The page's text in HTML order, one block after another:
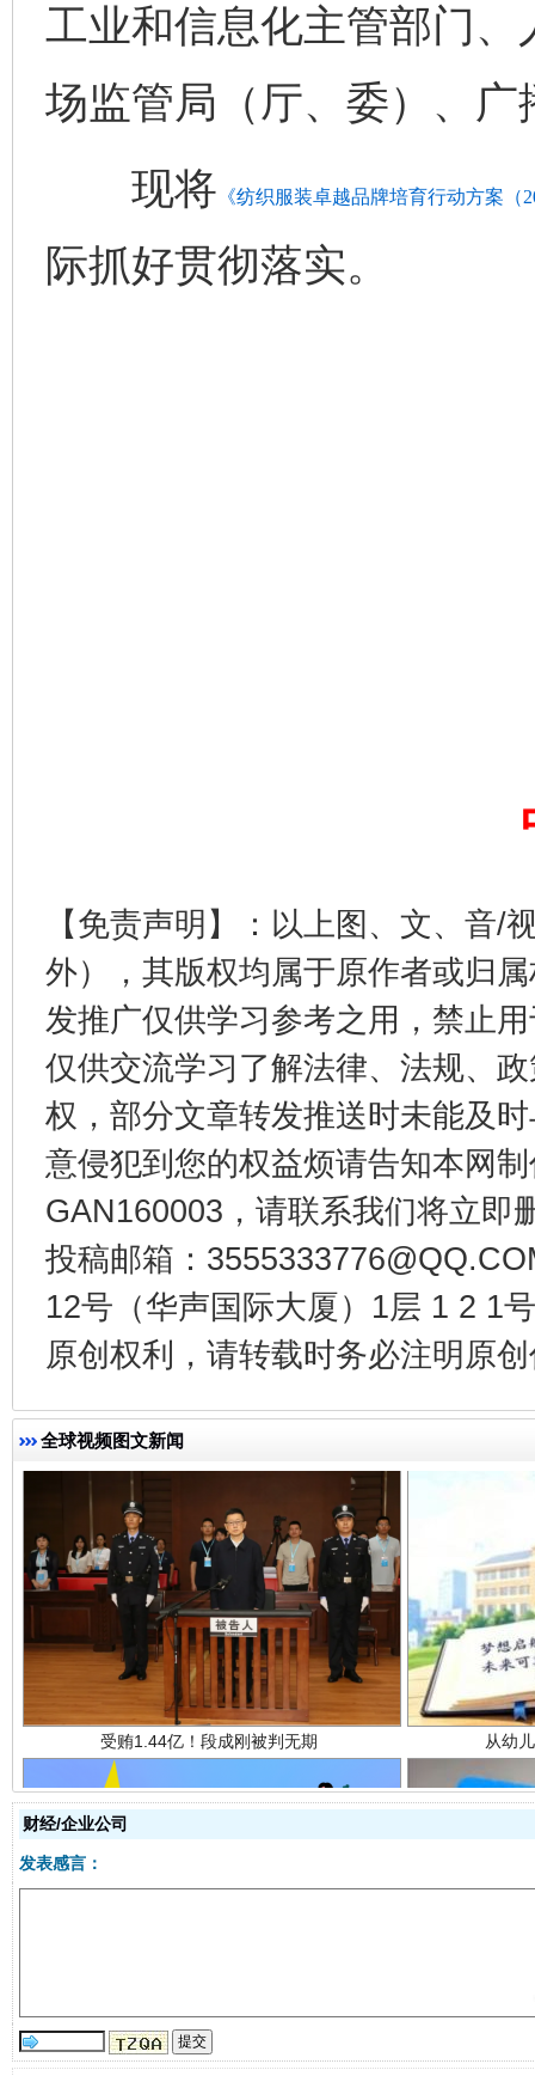
工业和信息化主管部门
场监管局（厅、委）、
现将 《纺织服装卓越品牌培育行动方案（
际抓好贯彻落实。
【免责声明】：以上图、文、音/
外），其版权均属于原作者或归
发推广仅供学习参考之用，禁止
仅供交流学习了解法律、法规、
权，部分文章转发推送时未能及
意侵犯到您的权益烦请告知本网
GAN160003，请联系我们将立即
投稿邮箱：
12号（华声国际大厦）1层 1 2 1
原创权利，请转载时务必注明原
全球视频图文新闻
千年窑火 生生不息 一
受贿1.44亿！段成刚被判无期 从幼
财经/企业公司
发表感言：